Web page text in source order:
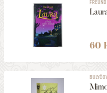
FREUND
60